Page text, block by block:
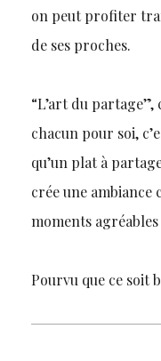
on peut profiter
de ses proches.
“L’art du partage”,
chacun pour soi,
qu’un plat à
crée une ambiance
moments
Pourvu que ce soit